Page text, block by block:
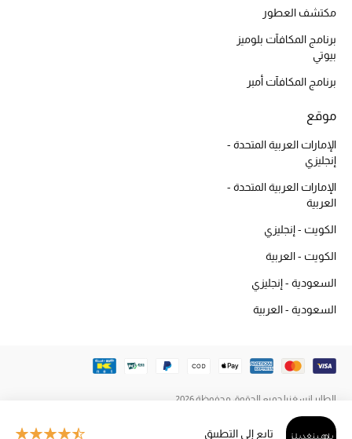
مكتشف العطور
العناية بالبشرة
العناية بالشعر
الصحة والعافية
هدايا
دليل مستلزمات الجمال
تابع إلى التطبيق
مكتشف العطور
برنامج المكافآت بلوميز
بيوتي
برنامج المكافآت أمبر
موقع
الإمارات العربية المتحدة -
إنجليزي
الإمارات العربية المتحدة -
العربية
الكويت - إنجليزي
الكويت - العربية
السعودية - إنجليزي
السعودية - العربية
الطاير إنسغنيا جميع الحقوق محفوظة 2026